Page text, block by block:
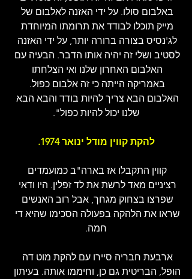
באלבום סולו. על ידי האזנה לאלבום של
מייק תוכלו לבודד את תרומתו המיוחדת
לג'נסיס בצורה ברורה יותר, על ידי האזנה
לסטיב ושלי זה יהיה אותו הדבר. הבעיה עם
האלבום האחרון שלנו ואי הצלחתו
באמריקה הייתה כי זה אלבום כפול.
האלבום הבא צריך להיות בודד והבא הבא
שלנו יכול להיות כפול".
להקת קווין מודל ינואר 1974.
קווין התקבלו אז בארה"ב כמועמדים
רציניים מאד לרשת את לד זפלין. היו ודאי
שפרצו בצחוק מגחך, אבל רוב האנשים
שראו את הלהקה בפעולה הסכימו שהיא די
חמה.
ארבעת חבריה סיירו עם להקת מוט דה
הופל, הבריטית גם כן, וחיממו אותה. בעיתון